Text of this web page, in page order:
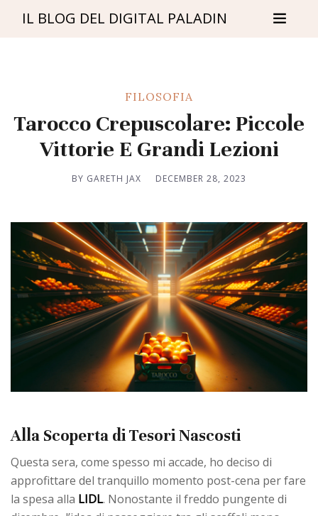
IL BLOG DEL DIGITAL PALADIN
FILOSOFIA
Tarocco Crepuscolare: Piccole
Vittorie E Grandi Lezioni
BY GARETH JAX DECEMBER 28, 2023
Alla Scoperta di Tesori Nascosti
Questa sera, come spesso mi accade, ho deciso di
approfittare del tranquillo momento post-cena per fare
la spesa alla LIDL. Nonostante il freddo pungente di